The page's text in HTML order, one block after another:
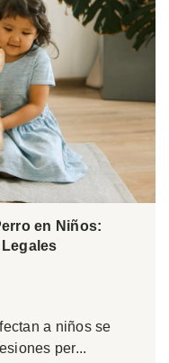
en Niños:
a niños se
per...